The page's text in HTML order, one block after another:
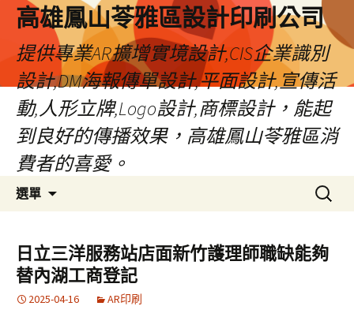
高雄鳳山苓雅區設計印刷公司
提供專業AR擴增實境設計,CIS企業識別
設計,DM海報傳單設計,平面設計,宣傳活
動,人形立牌,Logo設計,商標設計，能起
到良好的傳播效果，高雄鳳山苓雅區消
費者的喜愛。
選單
搜
尋
鍵
字:
日立三洋服務站店面新竹護理師職缺能夠
替內湖工商登記
2025-04-16 AR印刷